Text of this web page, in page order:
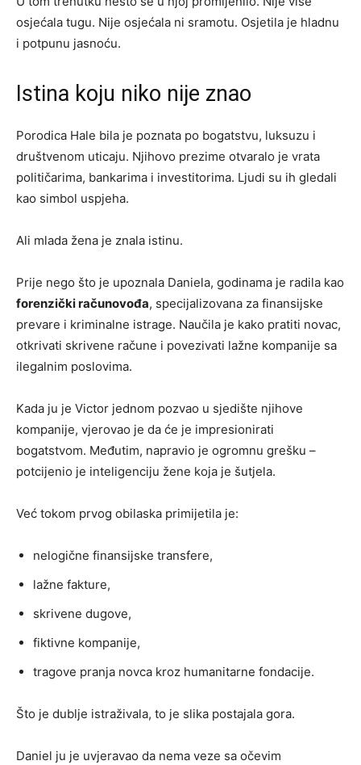
osjećala tugu. Nije osjećala ni sramotu. Osjetila je hladnu
i potpunu jasnoću.
Istina koju niko nije znao
Porodica Hale bila je poznata po bogatstvu, luksuzu i
društvenom uticaju. Njihovo prezime otvaralo je vrata
političarima, bankarima i investitorima. Ljudi su ih gledali
kao simbol uspjeha.
Ali mlada žena je znala istinu.
Prije nego što je upoznala Daniela, godinama je radila kao
forenzički računovođa, specijalizovana za finansijske
prevare i kriminalne istrage. Naučila je kako pratiti novac,
otkrivati skrivene račune i povezivati lažne kompanije sa
ilegalnim poslovima.
Kada ju je Victor jednom pozvao u sjedište njihove
kompanije, vjerovao je da će je impresionirati
bogatstvom. Međutim, napravio je ogromnu grešku –
potcijenio je inteligenciju žene koja je šutjela.
Već tokom prvog obilaska primijetila je:
nelogične finansijske transfere,
lažne fakture,
skrivene dugove,
fiktivne kompanije,
tragove pranja novca kroz humanitarne fondacije.
Što je dublje istraživala, to je slika postajala gora.
Daniel ju je uvjeravao da nema veze sa očevim